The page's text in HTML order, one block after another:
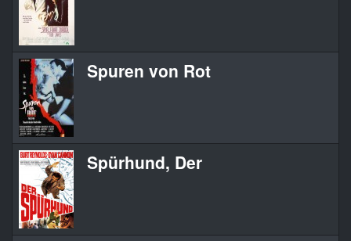
Spuren von Rot
Spürhund, Der